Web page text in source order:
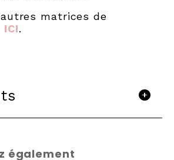
matrices de
ICI.
également